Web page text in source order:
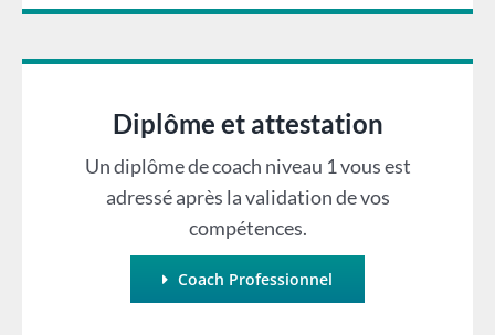
Diplôme et attestation
Un diplôme de coach niveau 1 vous est
adressé après la validation de vos
compétences.
Coach Professionnel